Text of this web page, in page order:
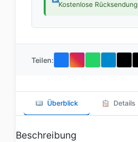
Kostenlose Rücksendung
Teilen:
Überblick Details
Beschreibung